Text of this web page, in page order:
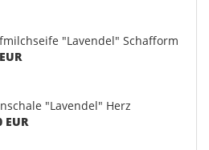
"Lavendel" Schafform
"Lavendel" Herz
EUR